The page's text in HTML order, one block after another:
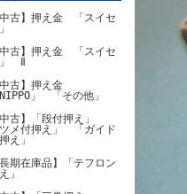
中古】押え金 「スイセ
中古】押え金 「スイセ
Ⅱ
中古】押え金
NIPPO」 「その他」
中古】「段付押え」
ツメ付押え」 「ガイド
え」
長期在庫品】「テフロン
」